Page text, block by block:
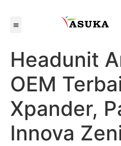
Headunit
OEM
Xpander,
Innova